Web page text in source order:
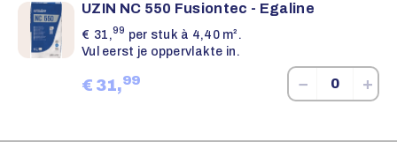
UZIN NC 550 Fusiontec - Egaline
€ 31,99 per stuk à 4,40 m².
Vul eerst je oppervlakte in.
€ 31,99 − +